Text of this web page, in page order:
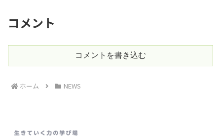
コメント
コメントを書き込む
ホーム NEWS